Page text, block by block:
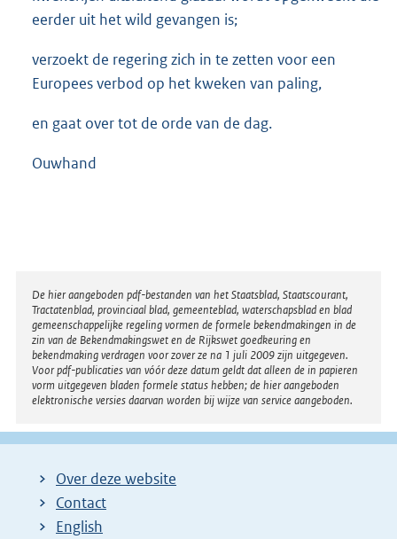
eerder uit het wild gevangen is;
verzoekt de regering zich in te zetten voor een
Europees verbod op het kweken van paling,
en gaat over tot de orde van de dag.
Ouwhand
Disclaimer
De hier aangeboden pdf-bestanden van het Staatsblad, Staatscourant,
Tractatenblad, provinciaal blad, gemeenteblad, waterschapsblad en blad
gemeenschappelijke regeling vormen de formele bekendmakingen in de
zin van de Bekendmakingswet en de Rijkswet goedkeuring en
bekendmaking verdragen voor zover ze na 1 juli 2009 zijn uitgegeven.
Voor pdf-publicaties van vóór deze datum geldt dat alleen de in papieren
vorm uitgegeven bladen formele status hebben; de hier aangeboden
elektronische versies daarvan worden bij wijze van service aangeboden.
Over deze website
Contact
English